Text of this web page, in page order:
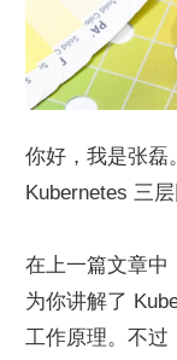
你好，我是张磊
Kubernetes 三层
在上一篇文章中
为你讲解了
工作原理。不过